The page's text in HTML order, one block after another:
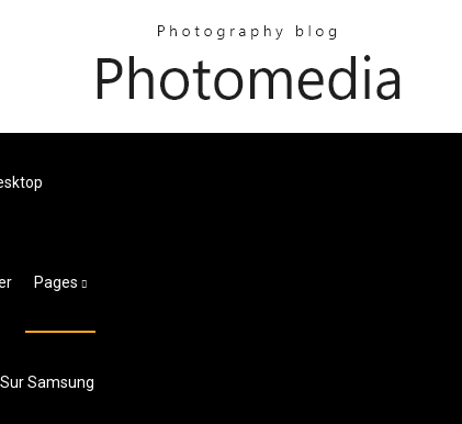
Pages
Samsung